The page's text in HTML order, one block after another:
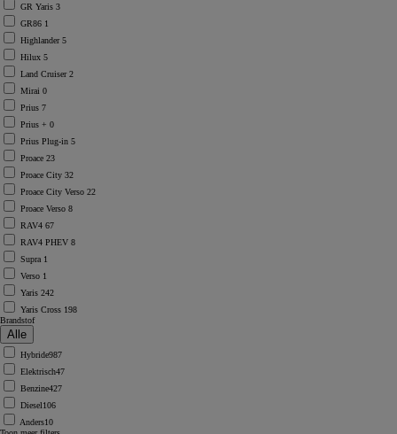
GR Yaris 3
GR86 1
Highlander5
Hilux 5
Land Cruiser2
Mirai 0
Prius 7
Prius + 0
Prius Plug-in 5
Proace 23
Proace City 32
Proace City Verso 22
Proace Verso 8
RAV4 67
RAV4 PHEV 8
Supra 1
Verso 1
Yaris 242
Yaris Cross 198
Brandstof
Hybride987
Elektrisch47
Benzine427
Diesel106
Anders10